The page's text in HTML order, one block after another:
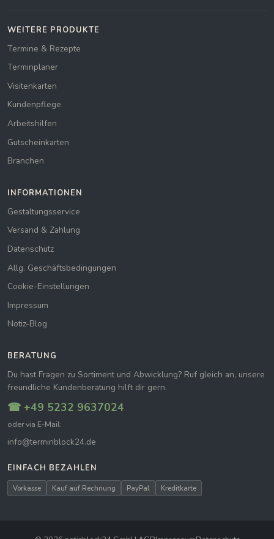
WEITERE PRODUKTE
Termine & Rezepte
Terminplaner
Visitenkarten
Kundenpflege
Arbeitshilfen
Gutscheinkarten
Branchen
INFORMATIONEN
Gestaltungsservice
Versand & Zahlung
Datenschutz
Allg. Geschäftsbedingungen
Cookie-Einstellungen
Impressum
Notiz-Blog
BERATUNG
Du hast Fragen zu Sortiment und Abwicklung? Ruf gleich an, unsere
freundliche Kundenberatung hilft dir gern.
☎ +49 5232 9637024
oder via E-Mail:
info@terminblock24.de
EINFACH BEZAHLEN
Vorkasse Kauf auf Rechnung PayPal Kreditkarte